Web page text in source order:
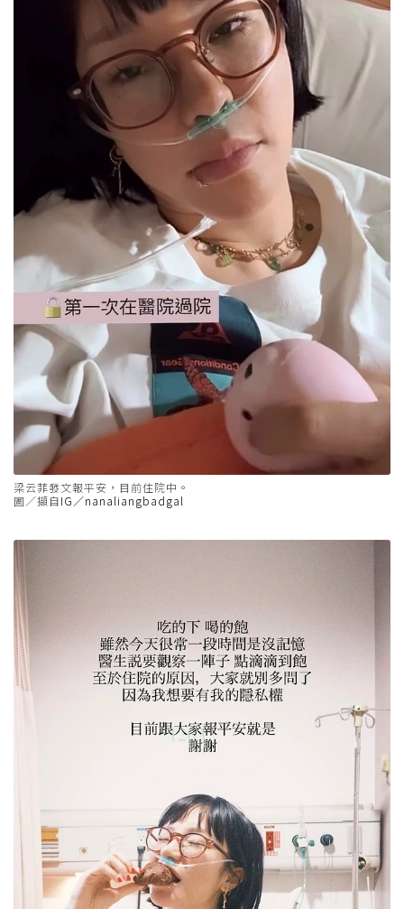
梁云菲發文報平安，目前住院中。
圖／擷自IG／nanaliangbadgal